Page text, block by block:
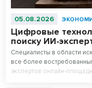
05.08.2026
Цифровые
поиску ИИ-
Специалисты в области
все более
экспертов онлайн-